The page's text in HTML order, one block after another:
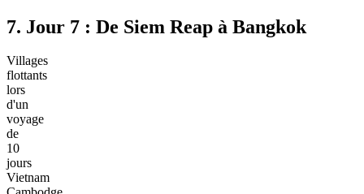
7. Jour 7 : De Siem Reap à Bangkok
Villages
flottants
lors
d'un
voyage
de
10
jours
Vietnam